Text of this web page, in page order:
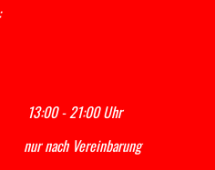
Uhr
Vereinbarung